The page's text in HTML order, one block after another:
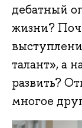
дебатный
жизни?
талант», а
развить?
многое